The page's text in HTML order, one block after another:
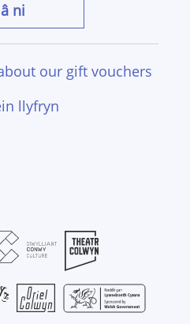
ni
our gift vouchers
llyfryn